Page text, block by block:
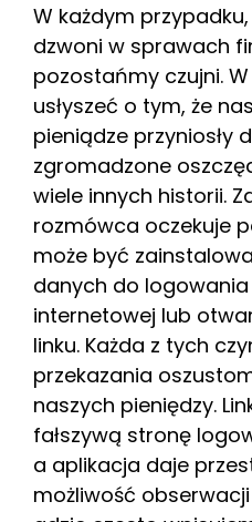
W każdym
dzwoni w sprawach
pozostańmy czujni.
usłyszeć o tym, że
pieniądze przyniosły
zgromadzone
wiele innych historii.
rozmówca oczekuje
może być
danych do
internetowej lub
linku. Każda z tych
przekazania
naszych pieniędzy.
fałszywą stronę
a aplikacja daje
możliwość